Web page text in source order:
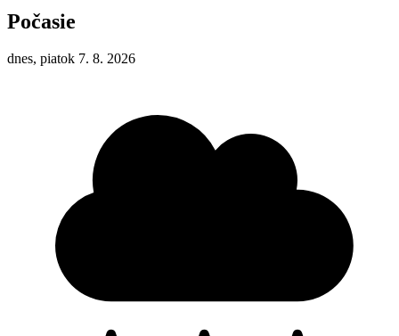
Počasie
dnes, piatok 7. 8. 2026